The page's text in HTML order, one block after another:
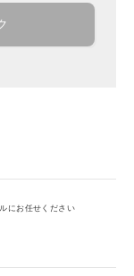
にお任せください